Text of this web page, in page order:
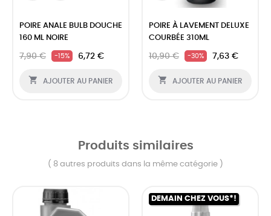
POIRE ANALE BULB DOUCHE
160 ML NOIRE
7,90 € -15% 6,72 €
 AJOUTER AU PANIER
POIRE À LAVEMENT DELUXE
COURBÉE 310ML
10,90 € -30% 7,63 €
 AJOUTER AU PANIER
Produits similaires
( 8 autres produits dans la même catégorie )
DEMAIN CHEZ VOUS*!